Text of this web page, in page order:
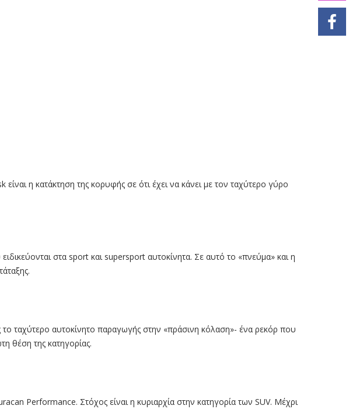
η κατάκτηση της κορυφής σε ότι έχει να κάνει με τον ταχύτερο γύρο
στα sport και supersport αυτοκίνητα. Σε αυτό το «πνεύμα» και η
ταχύτερο αυτοκίνητο παραγωγής στην «πράσινη κόλαση»- ένα ρεκόρ που
θέση της κατηγορίας.
Performance. Στόχος είναι η κυριαρχία στην κατηγορία των SUV. Μέχρι